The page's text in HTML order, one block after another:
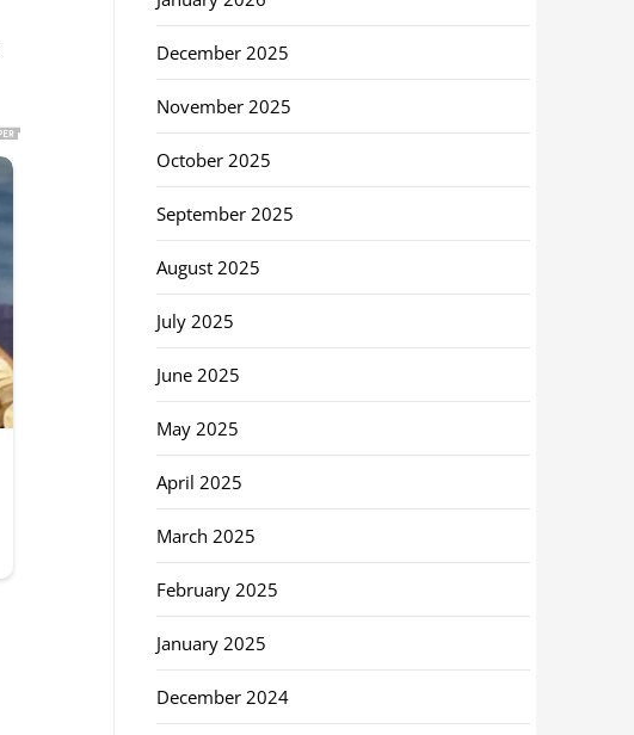
December 2025
November 2025
October 2025
September 2025
August 2025
July 2025
June 2025
May 2025
April 2025
March 2025
February 2025
January 2025
December 2024